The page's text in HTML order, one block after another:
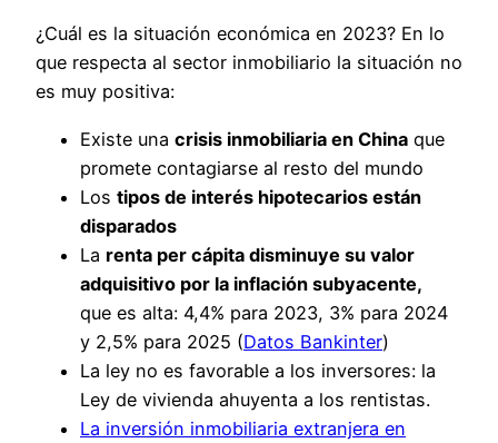
¿Cuál es la situación económica en 2023? En lo
que respecta al sector inmobiliario la situación no
es muy positiva:
Existe una crisis inmobiliaria en China que
promete contagiarse al resto del mundo
Los tipos de interés hipotecarios están
disparados
La renta per cápita disminuye su valor
adquisitivo por la inflación subyacente,
que es alta: 4,4% para 2023, 3% para 2024
y 2,5% para 2025 (Datos Bankinter)
La ley no es favorable a los inversores: la
Ley de vivienda ahuyenta a los rentistas.
La inversión inmobiliaria extranjera en